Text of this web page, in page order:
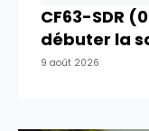
CF63-SDR
débuter la
9 août 2026